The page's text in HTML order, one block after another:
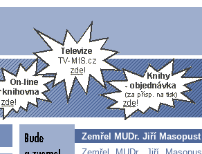
Zemřel MUDr. Jiří Masopust